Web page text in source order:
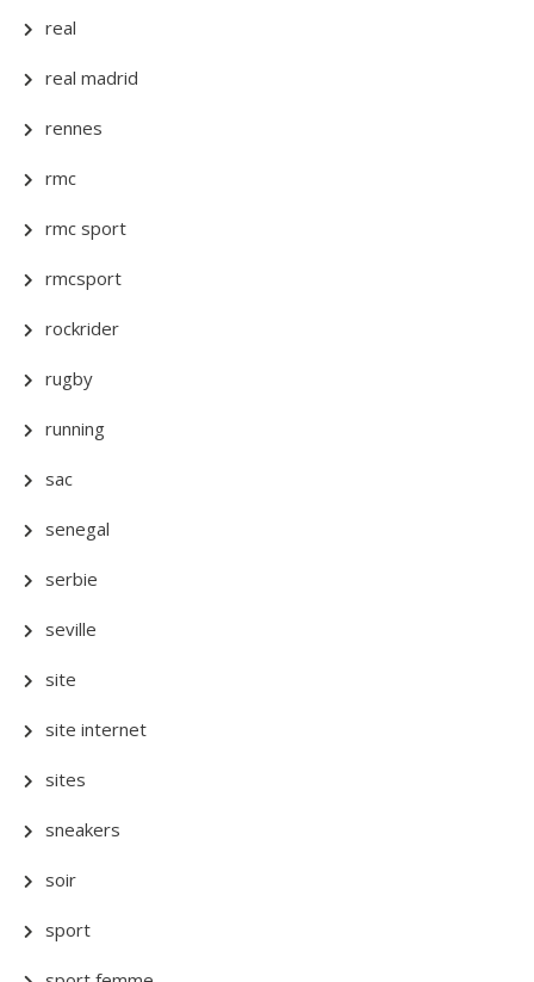
real
real madrid
rennes
rmc
rmc sport
rmcsport
rockrider
rugby
running
sac
senegal
serbie
seville
site
site internet
sites
sneakers
soir
sport